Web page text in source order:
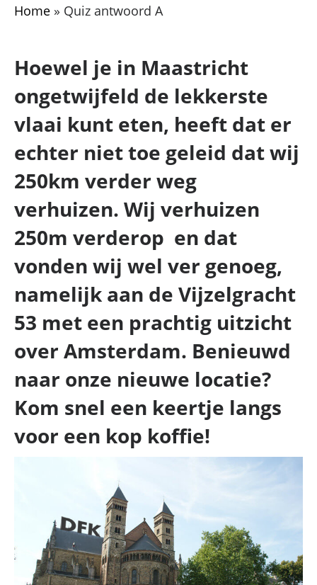
Home» Quiz antwoord A
Hoewel je in Maastricht
ongetwijfeld de lekkerste
vlaai kunt eten, heeft dat er
echter niet toe geleid dat wij
250km verder weg
verhuizen. Wij verhuizen
250m verderop en dat
vonden wij wel ver genoeg,
namelijk aan de Vijzelgracht
53 met een prachtig uitzicht
over Amsterdam. Benieuwd
naar onze nieuwe locatie?
Kom snel een keertje langs
voor een kop koffie!